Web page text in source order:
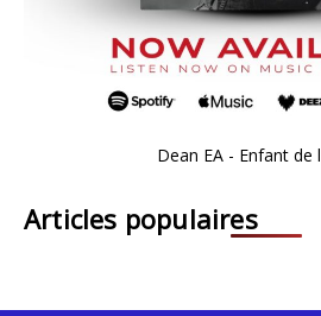
Dean EA - Enfant de
Articles populaires